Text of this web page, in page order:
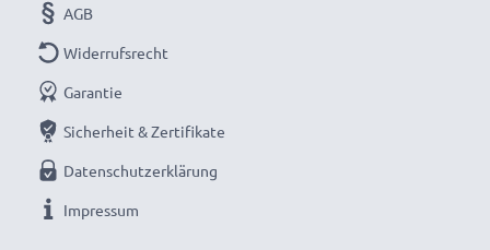
dass er exakt in das Akkufach Ihres Laptops passt.
AGB
Widerrufsrecht
Garantie
Sicherheit & Zertifikate
Datenschutzerklärung
Impressum